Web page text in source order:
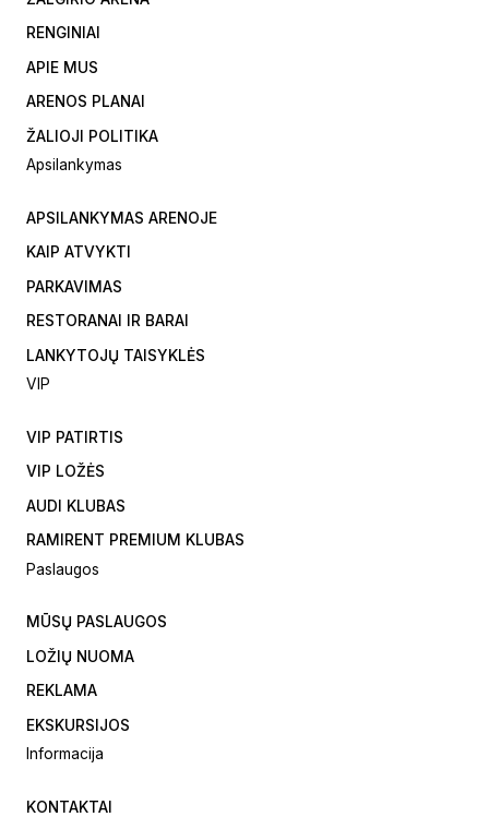
RENGINIAI
APIE MUS
ARENOS PLANAI
ŽALIOJI POLITIKA
Apsilankymas
APSILANKYMAS ARENOJE
KAIP ATVYKTI
PARKAVIMAS
RESTORANAI IR BARAI
LANKYTOJŲ TAISYKLĖS
VIP
VIP PATIRTIS
VIP LOŽĖS
AUDI KLUBAS
RAMIRENT PREMIUM KLUBAS
Paslaugos
MŪSŲ PASLAUGOS
LOŽIŲ NUOMA
REKLAMA
EKSKURSIJOS
Informacija
KONTAKTAI